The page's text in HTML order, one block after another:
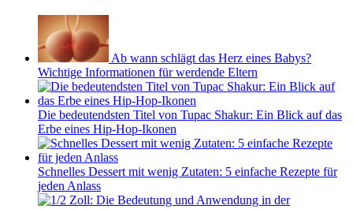
Ab wann schlägt das Herz eines Babys?
Wichtige Informationen für werdende Eltern
Die bedeutendsten Titel von Tupac Shakur: Ein Blick auf das
Erbe eines Hip-Hop-Ikonen
Schnelles Dessert mit wenig Zutaten: 5 einfache Rezepte für
jeden Anlass